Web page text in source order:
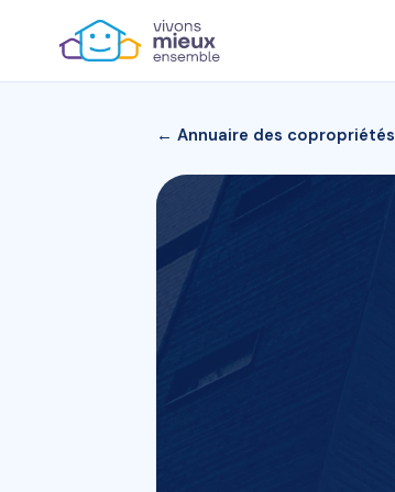
← Annuaire des copropriétés